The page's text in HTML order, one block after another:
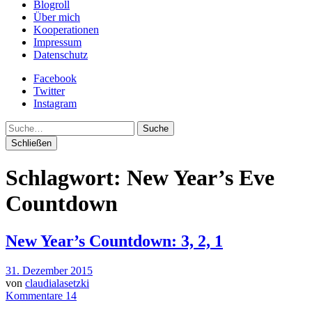
Blogroll
Über mich
Kooperationen
Impressum
Datenschutz
Facebook
Twitter
Instagram
Suche
Schließen
Schlagwort: New Year’s Eve
Countdown
New Year’s Countdown: 3, 2, 1
31. Dezember 2015
von claudialasetzki
Kommentare 14